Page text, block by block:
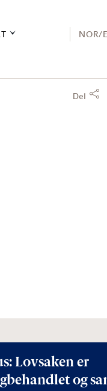
NOR/
Del
Lovsaken er
og